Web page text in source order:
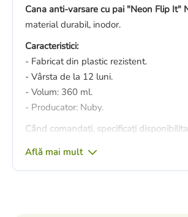
Cana anti-varsare cu pai "Neon Flip It"
material durabil, inodor.
Caracteristici:
- Fabricat din plastic rezistent.
- Vârsta de la 12 luni.
- Volum: 360 ml.
- Producator: Nuby.
Când comandați, specificați
Află mai mult